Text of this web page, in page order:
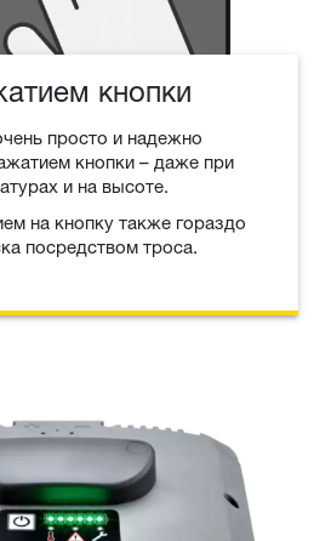
кнопки
просто и надежно
кнопки – даже при
и на высоте.
на кнопку также гораздо
посредством троса.